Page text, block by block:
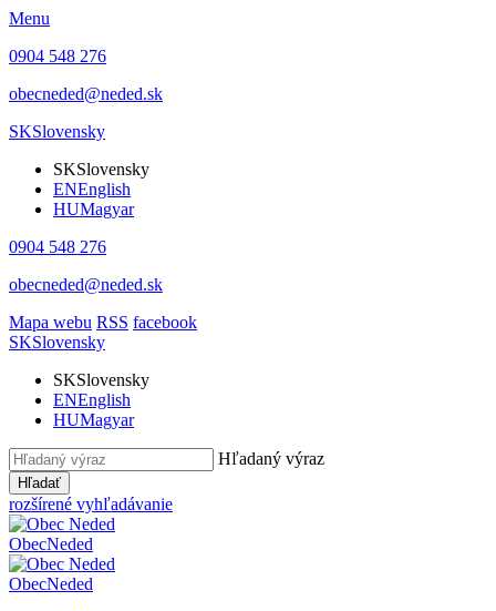
Menu
0904 548 276
obecneded@neded.sk
SKSlovensky
SKSlovensky
ENEnglish
HUMagyar
0904 548 276
obecneded@neded.sk
Mapa webu RSS facebook
SKSlovensky
SKSlovensky
ENEnglish
HUMagyar
Hľadaný výraz
Hľadať
rozšírené vyhľadávanie
ObecNeded
ObecNeded